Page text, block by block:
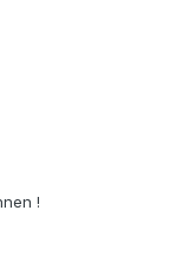
!